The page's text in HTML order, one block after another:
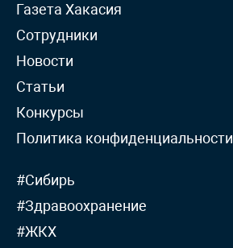
Газета Хакасия
Сотрудники
Новости
Статьи
Конкурсы
Политика конфиденциальности
#Сибирь
#Здравоохранение
#ЖКХ